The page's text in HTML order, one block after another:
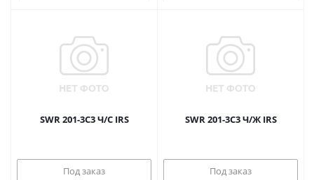
SWR 201-3C3 Ч/С IRS
Под заказ
SWR 201-3C3 Ч/Ж IRS
Под заказ